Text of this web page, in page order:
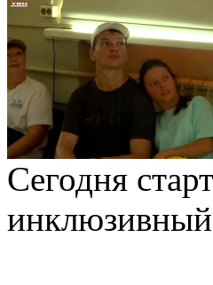
Сегодня